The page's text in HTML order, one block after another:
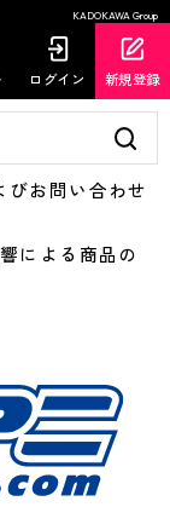
KADOKAWA Group
ログイン 新規登録
お問い合わせ
による商品の